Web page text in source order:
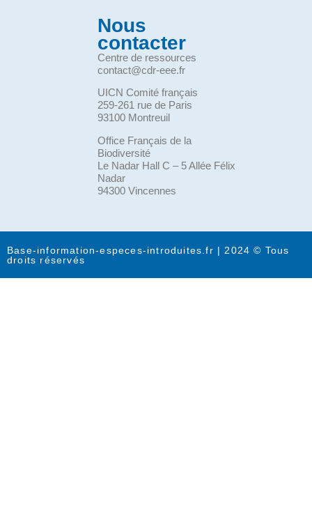
Nous
contacter
Centre de ressources
contact@cdr-eee.fr
UICN Comité français
259-261 rue de Paris
93100 Montreuil
Office Français de la
Biodiversité
Le Nadar Hall C – 5 Allée Félix
Nadar
94300 Vincennes
Base-information-especes-introduites.fr | 2024 © Tous
droits réservés